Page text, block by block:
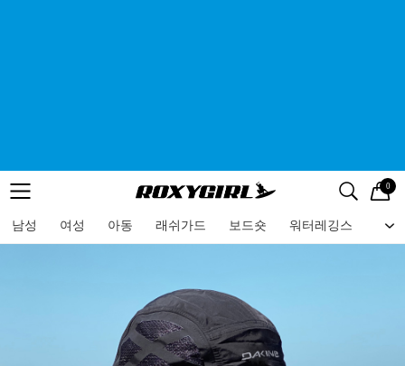
메뉴 검색
로고 0
남성 여성 아동 래쉬가드 보드숏 워터레깅스 비
메뉴